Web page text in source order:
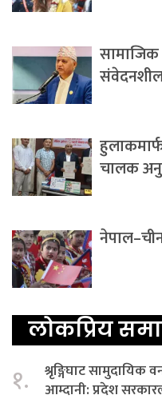
सामाजिक
चालक
लोकप्रिय
१.
श्रृङ्गिघाट सामुदायिक
आम्दानी: प्रदेश